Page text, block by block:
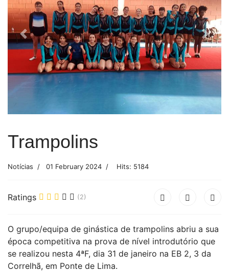
Previous Next
Trampolins
Notícias 01 February 2024 Hits: 5184
Ratings (2)
O grupo/equipa de ginástica de trampolins abriu a sua
época competitiva na prova de nível introdutório que
se realizou nesta 4ªF, dia 31 de janeiro na EB 2, 3 da
Correlhã, em Ponte de Lima.